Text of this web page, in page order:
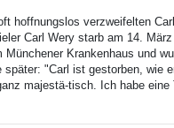
hoffnungslos verzweifelten
Carl Wery starb am 14.
Münchener Krankenhaus und
"Carl ist gestorben, wie
majestä-tisch. Ich habe eine